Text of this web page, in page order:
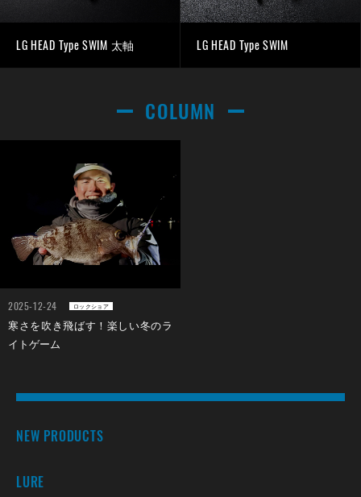
LG HEAD Type SWIM 太軸 LG HEAD Type SWIM
COLUMN
2025-12-24 ロックショア
寒さを吹き飛ばす！楽しい冬のラ
イトゲーム
NEW PRODUCTS
LURE